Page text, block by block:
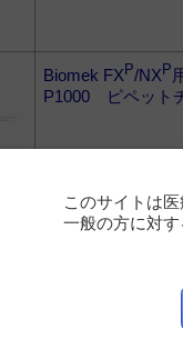
Biomek FX P/NX P
P1000 ピペット
Biomek FX /NXP
P250 ピペット
このサイトは
一般の方に対す